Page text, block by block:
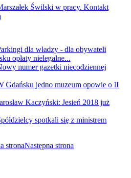
Świlski w pracy. Kontakt
dla władzy - dla obywateli
opłaty nielegalne...
numer gazetki niecodziennej
Gdańsku jedno muzeum opowie o II
Kaczyński: Jesień 2018 już
spotkali się z ministrem
stronaNastępna strona